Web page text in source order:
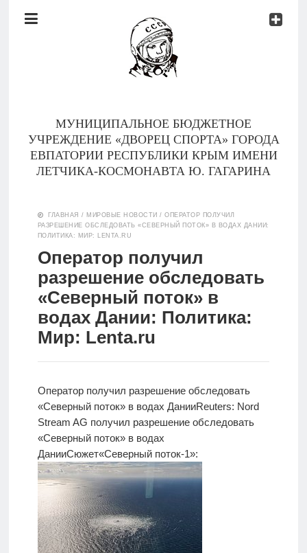
Документы
МУНИЦИПАЛЬНОЕ БЮДЖЕТНОЕ
УЧРЕЖДЕНИЕ «ДВОРЕЦ СПОРТА» ГОРОДА
ЕВПАТОРИИ РЕСПУБЛИКИ КРЫМ ИМЕНИ
ЛЕТЧИКА-КОСМОНАВТА Ю. ГАГАРИНА
Тренеры
Документы
Контакты
Новости
Родителям
О
нас
Версия для
слабовидящих
ГЛАВНАЯ / МИРОВЫЕ НОВОСТИ /ОПЕРАТОР ПОЛУЧИЛ
РАЗРЕШЕНИЕ ОБСЛЕДОВАТЬ «СЕВЕРНЫЙ ПОТОК» В ВОДАХ ДАНИИ:
ПОЛИТИКА: МИР: LENTA.RU
Оператор получил
разрешение обследовать
«Северный поток» в
водах Дании: Политика:
Мир: Lenta.ru
Оператор получил разрешение обследовать
«Северный поток» в водах ДанииReuters: Nord
Stream AG получил разрешение обследовать
«Северный поток» в водах
ДанииСюжет«Северный поток-1»: